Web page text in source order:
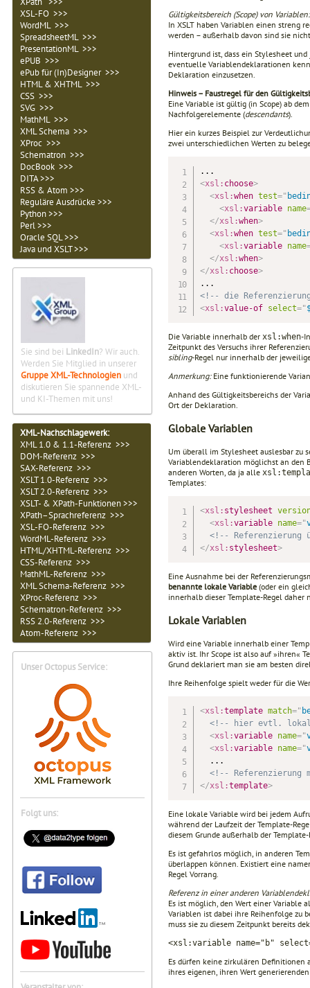
XSL-FO >>>
WordML >>>
SpreadsheetML >>>
PresentationML >>>
ePUB >>>
ePub für (In)Designer >>>
HTML & XHTML >>>
CSS >>>
SVG >>>
MathML >>>
XML Schema >>>
XProc >>>
Schematron >>>
DocBook >>>
DITA >>>
RSS & Atom >>>
Reguläre Ausdrücke >>>
Python >>>
Perl >>>
Oracle SQL >>>
Java und XSLT >>>
Sie sind bei LinkedIn? Wir auch.
Werden Sie Mitglied in unserer
Gruppe XML-Technologien und
diskutieren Sie spannende XML-
und KI-Themen mit uns!
XML-Nachschlagewerk:
XML 1.0 & 1.1-Referenz >>>
DOM-Referenz >>>
SAX-Referenz >>>
XSLT 1.0-Referenz >>>
XSLT 2.0-Referenz >>>
XSLT- & XPath-Funktionen >>>
XPath–Sprachreferenz >>>
XSL-FO-Referenz >>>
WordML-Referenz >>>
HTML/XHTML-Referenz >>>
CSS-Referenz >>>
MathML-Referenz >>>
XML Schema-Referenz >>>
XProc-Referenz >>>
Schematron-Referenz >>>
RSS 2.0-Referenz >>>
Atom-Referenz >>>
Unser Octopus Service:
Folgt uns:
Gültigkeitsbereich (Scope) von Variablen:
In XSLT haben Variablen einen streng
werden – außerhalb davon sind sie
Hintergrund ist, dass ein Stylesheet
eventuelle Variab­lendeklarationen
Deklaration einzusetzen.
Hinweis – Faustregel für den
Eine Variable ist gültig (in Scope) ab
Nachfolgerelemente (descen­dants).
Hier ein kurzes Beispiel zur
zwei unterschiedlichen Werten zu
<xsl: choose>
<xsl:when test="
<xsl:variable name
</xsl:when>
<xsl:when test="
<xsl:variable name
</xsl:when>
</xsl: choose>
<!-- die
<xsl:value-of select="
Die Variable innerhalb der xsl:when-
Zeit­punkt des Versuchs ihrer
sibling-Regel nur innerhalb der
Anmerkung:Eine funktionierende
Anhand des Gültigkeitsbereichs der
Ort der Deklaration.
Globale Variablen
Um überall im Stylesheet auslesbar zu
Variablendeklaration möglichst an den
anderen Worten, da ja alle
Templates:
<xsl: stylesheet
<xsl:variable name="
<!-- Referenzierung
</xsl: stylesheet>
Eine Ausnahme bei der
benannte lokale Variable (oder ein
innerhalb dieser Template-Regel daher
Lokale Variablen
Wird eine Variable innerhalb einer
aktiv ist. Ihr Scope ist also auf »ihren«
Grund deklariert man sie am besten
Ihre Reihenfolge spielt weder für die
<xsl:template match="
<!-- hier evtl.
<xsl:variable name="
<xsl:variable name="
  ...
<!-- Referenzierung
</xsl:template>
Eine lokale Variable wird bei jedem
während der Laufzeit der Template-
diesem Grunde außerhalb der
Es ist gefahrlos möglich, in anderen
überlappen können. Existiert eine
Regel Vorrang.
Referenzin einer anderen
Es ist möglich, den Wert einer Variable
Variablen ist dabei ihre Reihenfolge zu
muss sie zu diesem Zeitpunkt bereits
<xsl:variable name="b"
Es dürfen keine zirkulären
ihres eigenen, ihren Wert